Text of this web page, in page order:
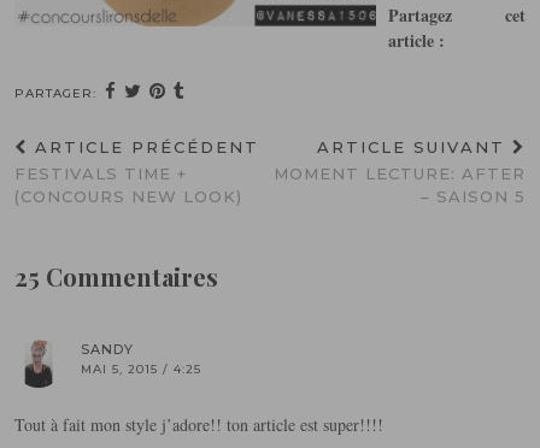
Partagez cet
article :
PARTAGER:
ARTICLE PRÉCÉDENT
FESTIVALS TIME +
(CONCOURS NEW LOOK)
ARTICLE SUIVANT
MOMENT LECTURE: AFTER
– SAISON 5
25 Commentaires
SANDY
MAI 5, 2015 / 4:25
Tout à fait mon style j’adore!! ton article est super!!!!